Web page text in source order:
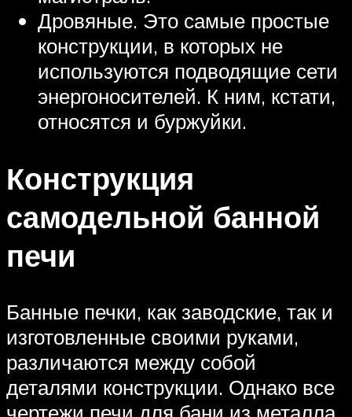
Дровяные. Это самые простые
конструкции, в которых не
используются подводящие сети
энергоносителей. К ним, кстати,
относятся и буржуйки.
Конструкция
самодельной банной
печи
Банные печки, как заводские, так и
изготовленные своими руками,
различаются между собой
деталями конструкции. Однако все